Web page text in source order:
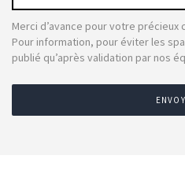
Merci d’avance pour votre précieux
Pour information, pour éviter les
publié qu’après validation par nos